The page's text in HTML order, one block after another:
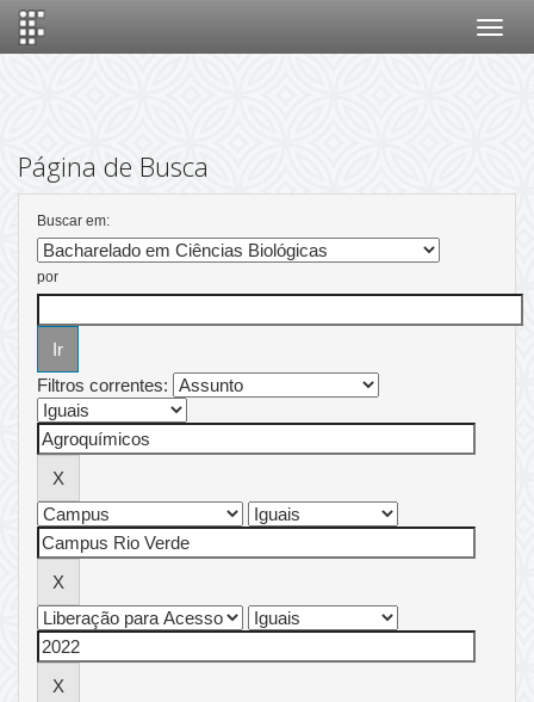
Página de Busca
Buscar em:
por
Filtros correntes: